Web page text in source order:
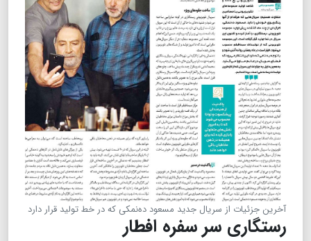
آخرین جزئیات از سریال جدید مسعود ده‌نمکی که در خط تولید قرار دارد
رستگاری سر سفره افطار